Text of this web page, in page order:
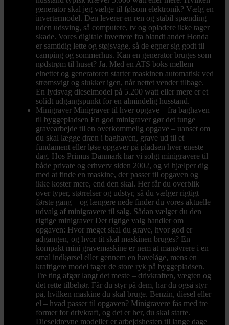
generator skal jeg vælge til følsom elektronik? Vælg en
invertermodel. Den leverer en ren og stabil spænding
uden udsving, så computere, tv og opladere ikke tager
skade. Vores digitale invertere fra blandt andet Honda
er samtidig lette og støjsvage, så de egner sig godt til
camping og sommerhus. Kan en generator bruges som
nødstrøm til huset? Ja. Med en ATS boks mellem
elnettet og generatoren starter maskinen automatisk ved
strømsvigt og slukker igen, når nettet vender tilbage.
En lydsvag dieselmodel på 5.200 watt eller mere er et
solidt udgangspunkt for en almindelig husstand.
Minigraver Minigraver til hver opgave – fra baghaven
til byggepladsen En god minigraver gør det tunge
gravearbejde til en overkommelig opgave – uanset om
du skal lægge dræn i baghaven, grave ud til et
fundament eller løse opgaver på pladsen hver eneste
dag. Hos Primus Danmark har vi solgt minigravere til
både private og erhverv siden 2002, og vi hjælper dig
med at finde en maskine, der passer til opgaven og
ikke koster mere, end den skal. Her får du overblik
over typer, størrelser og udstyr, så du vælger rigtigt
første gang – og længere nede finder du vores aktuelle
udvalg af minigravere til salg. Sådan vælger du den
rigtige minigraver Det rigtige valg handler om
opgaven: Hvor meget skal du grave, hvor god er
adgangen, og hvor tit skal maskinen bruges? En
kompakt mini gravemaskine er nem at manøvrere i en
smal indkørsel eller gennem en havelåge, mens en
kraftigere model tager de store ryk på byggepladsen.
Tre ting afgør langt det meste – drivkraften, vægten og
det rette tilbehør. Får du styr på dem, har du også styr
på, hvilken maskine du skal bruge. Benzin, diesel eller
el – hvad passer til opgaven? Minigravere fås med tre
former for drivkraft, og det er her, du skal starte.
Dieseldrevne modeller er arbejdshesten til lange dage